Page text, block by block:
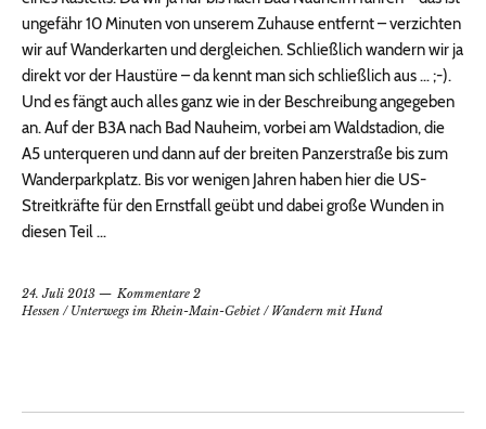
ungefähr 10 Minuten von unserem Zuhause entfernt – verzichten
wir auf Wanderkarten und dergleichen. Schließlich wandern wir ja
direkt vor der Haustüre – da kennt man sich schließlich aus … ;-).
Und es fängt auch alles ganz wie in der Beschreibung angegeben
an. Auf der B3A nach Bad Nauheim, vorbei am Waldstadion, die
A5 unterqueren und dann auf der breiten Panzerstraße bis zum
Wanderparkplatz. Bis vor wenigen Jahren haben hier die US-
Streitkräfte für den Ernstfall geübt und dabei große Wunden in
diesen Teil …
24. Juli 2013
Kommentare 2
Hessen / Unterwegs im Rhein-Main-Gebiet / Wandern mit Hund